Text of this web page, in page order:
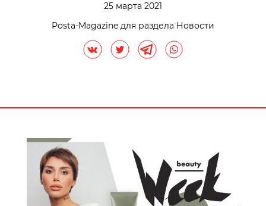
25 марта 2021
Posta-Magazine для раздела Новости